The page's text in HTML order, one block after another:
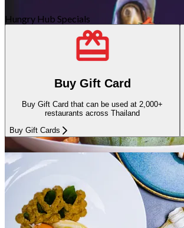
泰國菜
62 分店
Hungry Hub Specials
Buy Gift Card
Buy Gift Card that can be used at 2,000+
restaurants across Thailand
Buy Gift Cards